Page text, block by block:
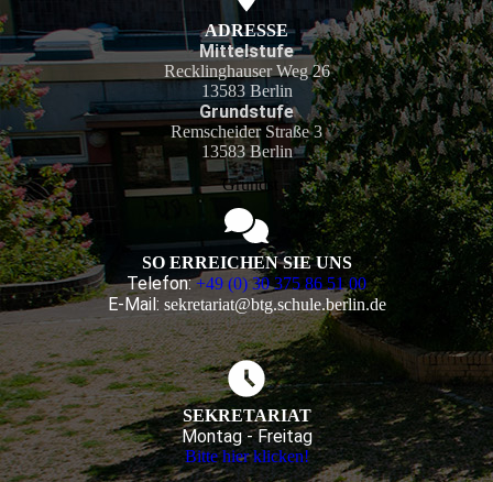
ADRESSE
Mittelstufe
Recklinghauser Weg 26
13583 Berlin
Grundstufe
Remscheider Straße 3
13583 Berlin
Grundst
SO ERREICHEN SIE UNS
Telefon: +49 (0) 30 375 86 51 00
E-Mail: sekretariat@btg.schule.berlin.de
SEKRETARIAT
Montag - Freitag
Bitte hier klicken!